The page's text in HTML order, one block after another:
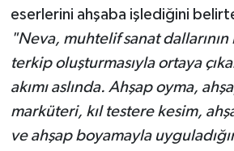
eserlerini ahşaba işlediğini
"Neva, muhtelif sanat
terkip oluşturmasıyla ortaya
akımı aslında. Ahşap oyma,
marküteri, kıl testere kesim,
ve ahşap boyamayla